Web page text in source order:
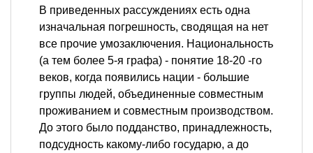
В приведенных рассуждениях есть одна
изначальная погрешность, сводящая на нет
все прочие умозаключения. Национальность
(а тем более 5-я графа) - понятие 18-20 -го
веков, когда появились нации - большие
группы людей, объединенные совместным
проживанием и совместным производством.
До этого было подданство, принадлежность,
подсудность какому-либо государю, а до